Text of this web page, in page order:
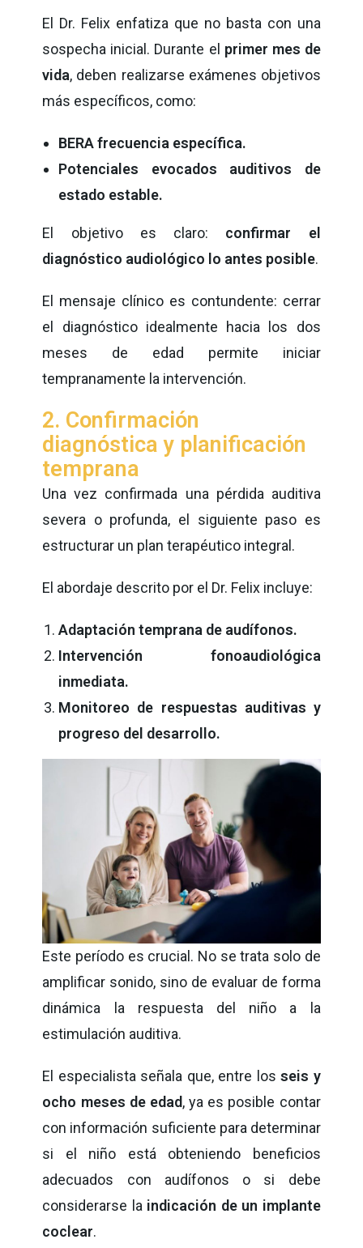
El Dr. Felix enfatiza que no basta con una
sospecha inicial. Durante el primer mes de
vida, deben realizarse exámenes objetivos
más específicos, como:
BERA frecuencia específica.
Potenciales evocados auditivos de
estado estable.
El objetivo es claro: confirmar el
diagnóstico audiológico lo antes posible.
El mensaje clínico es contundente: cerrar
el diagnóstico idealmente hacia los dos
meses de edad permite iniciar
tempranamente la intervención.
2. Confirmación
diagnóstica y planificación
temprana
Una vez confirmada una pérdida auditiva
severa o profunda, el siguiente paso es
estructurar un plan terapéutico integral.
El abordaje descrito por el Dr. Felix incluye:
Adaptación temprana de audífonos.
Intervención fonoaudiológica
inmediata.
Monitoreo de respuestas auditivas y
progreso del desarrollo.
Este período es crucial. No se trata solo de
amplificar sonido, sino de evaluar de forma
dinámica la respuesta del niño a la
estimulación auditiva.
El especialista señala que, entre losseis y
ocho meses de edad, ya es posible contar
con información suficiente para determinar
si el niño está obteniendo beneficios
adecuados con audífonos o si debe
considerarse la indicación de un implante
coclear.